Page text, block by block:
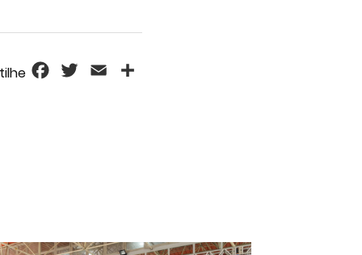
FacebookTwitterEmail